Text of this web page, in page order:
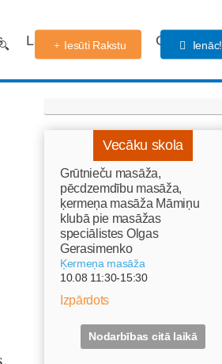
Labdarības fonds Gaidības
Iesūti Rakstu Ienāc!
Vecāku skola
Grūtnieču masāža,
pēcdzemdību masāža,
ķermeņa masāža Māmiņu
klubā pie masāžas
speciālistes Olgas
Gerasimenko
Ķermeņa masāža
10.08 11:30-15:30
Izpārdots
Nodarbības citā laikā